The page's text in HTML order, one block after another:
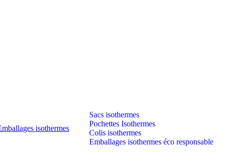
isothermes
Sacs isothermes
Pochettes Isothermes
Colis isothermes
Emballages isothermes éco responsable